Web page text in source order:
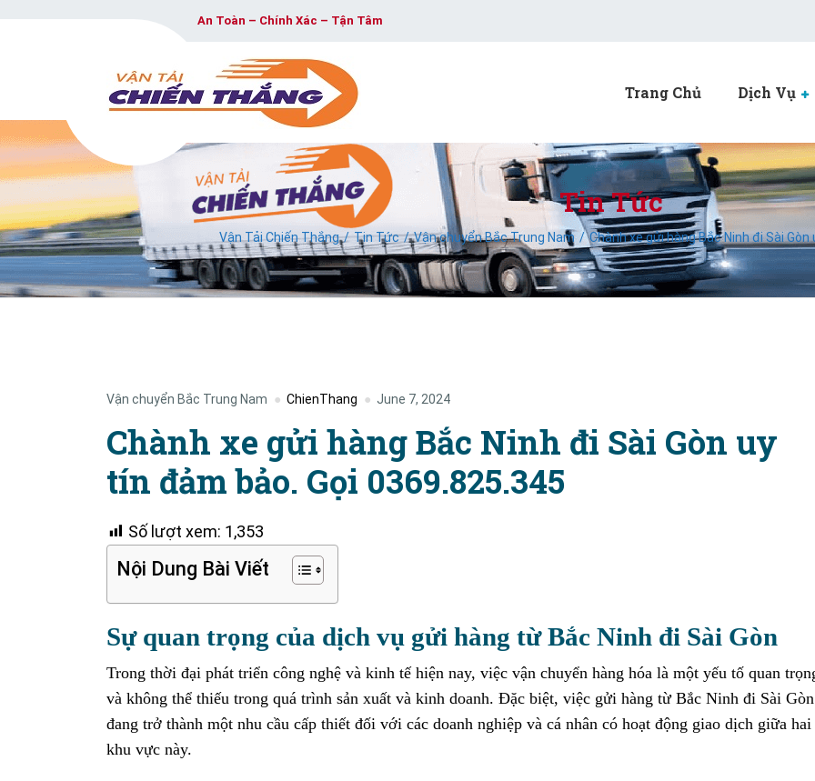
An Toàn – Chính Xác – Tận Tâm
Trang Chủ Dịch Vụ
Tin Tức
Vận Tải Chiến Thắng Tin Tức Vận chuyển Bắc Trung Nam Chành xe gửi hàng Bắc Ninh đi Sài
Vận chuyển Bắc Trung Nam ChienThang June 7, 2024
Chành xe gửi hàng Bắc Ninh đi Sài Gòn uy
tín đảm bảo. Gọi 0369.825.345
Số lượt xem: 1,353
Nội Dung Bài Viết
Sự quan trọng của dịch vụ gửi hàng từ Bắc Ninh đi Sài Gòn
Trong thời đại phát triển công nghệ và kinh tế hiện nay, việc vận chuyển hàng hóa là một yếu tố quan
và không thể thiếu trong quá trình sản xuất và kinh doanh. Đặc biệt, việc gửi hàng từ Bắc Ninh đi Sài Gòn
đang trở thành một nhu cầu cấp thiết đối với các doanh nghiệp và cá nhân có hoạt động giao dịch giữa hai
khu vực này.